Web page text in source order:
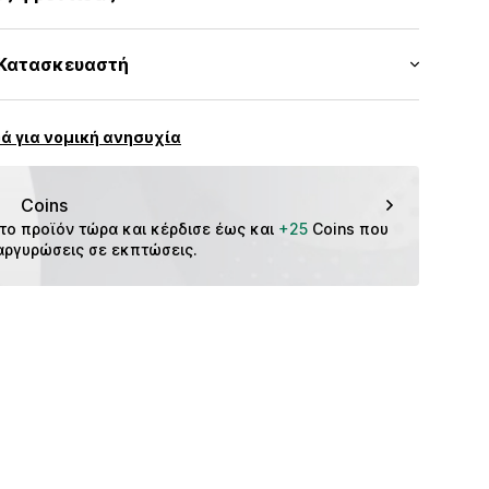
CMM9645001000003
εφαρμογή
3% Πολυεστέρας - PES, 1% Ελαστάνη
για νομική ανησυχία
Coins
προϊόν τώρα και κέρδισε έως και +25 Coins που
σε εκπτώσεις.